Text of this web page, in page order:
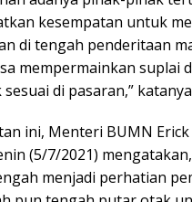
kesempatan untuk
di tengah penderitaan
mempermainkan suplai
di pasaran,”
ini, Menteri BUMN
(5/7/2021)
menjadi perhatian